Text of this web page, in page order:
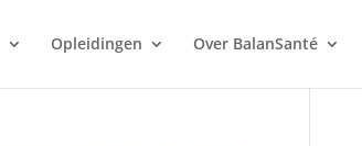
Opleidingen Over BalanSanté